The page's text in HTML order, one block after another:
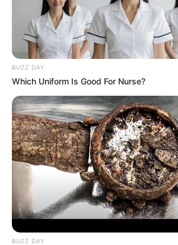
BUZZ DAY
Which Uniform Is Good For Nurse?
BUZZ DAY